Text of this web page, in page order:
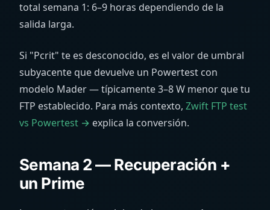
total semana 1: 6–9 horas dependiendo de la
salida larga.
Si "Pcrit" te es desconocido, es el valor de umbral
subyacente que devuelve un Powertest con
modelo Mader — típicamente 3–8 W menor que tu
FTP establecido. Para más contexto, Zwift FTP test
vs Powertest → explica la conversión.
Semana 2 — Recuperación +
un Prime